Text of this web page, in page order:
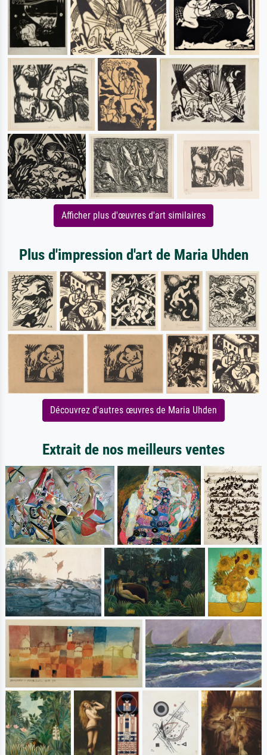
Afficher plus d'œuvres d'art similaires
Plus d'impression d'art de Maria Uhden
Découvrez d'autres œuvres de Maria Uhden
Extrait de nos meilleurs ventes